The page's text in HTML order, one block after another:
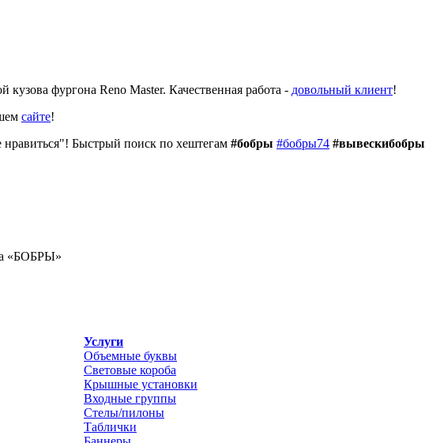
фургона Reno Master. Качественная работа - довольный клиент!
сайте!
Быстрый поиск по хештегам #бобры #бобры74 #вывескибобры
«БОБРЫ»
Услуги
Объемные буквы
Световые короба
Крышные установки
Входные группы
Стелы/пилоны
Таблички